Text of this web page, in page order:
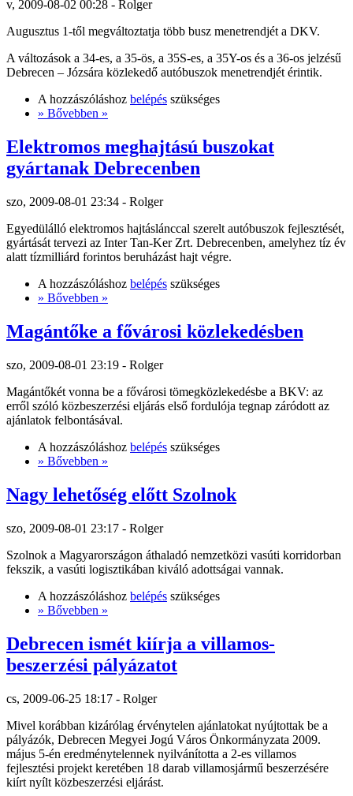
v, 2009-08-02 00:28 - Rolger
Augusztus 1-től megváltoztatja több busz menetrendjét a DKV.
A változások a 34-es, a 35-ös, a 35S-es, a 35Y-os és a 36-os jelzésű
Debrecen – Józsára közlekedő autóbuszok menetrendjét érintik.
A hozzászóláshoz belépés szükséges
» Bővebben »
Elektromos meghajtású buszokat
gyártanak Debrecenben
szo, 2009-08-01 23:34 - Rolger
Egyedülálló elektromos hajtáslánccal szerelt autóbuszok fejlesztését,
gyártását tervezi az Inter Tan-Ker Zrt. Debrecenben, amelyhez tíz év
alatt tízmilliárd forintos beruházást hajt végre.
A hozzászóláshoz belépés szükséges
» Bővebben »
Magántőke a fővárosi közlekedésben
szo, 2009-08-01 23:19 - Rolger
Magántőkét vonna be a fővárosi tömegközlekedésbe a BKV: az
erről szóló közbeszerzési eljárás első fordulója tegnap záródott az
ajánlatok felbontásával.
A hozzászóláshoz belépés szükséges
» Bővebben »
Nagy lehetőség előtt Szolnok
szo, 2009-08-01 23:17 - Rolger
Szolnok a Magyarországon áthaladó nemzetközi vasúti korridorban
fekszik, a vasúti logisztikában kiváló adottságai vannak.
A hozzászóláshoz belépés szükséges
» Bővebben »
Debrecen ismét kiírja a villamos-
beszerzési pályázatot
cs, 2009-06-25 18:17 - Rolger
Mivel korábban kizárólag érvénytelen ajánlatokat nyújtottak be a
pályázók, Debrecen Megyei Jogú Város Önkormányzata 2009.
május 5-én eredménytelennek nyilvánította a 2-es villamos
fejlesztési projekt keretében 18 darab villamosjármű beszerzésére
kiírt nyílt közbeszerzési eljárást.